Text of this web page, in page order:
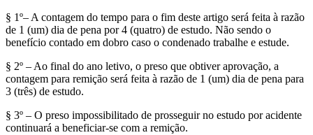
§ 1º– A contagem do tempo para o fim deste artigo será feita à razão
de 1 (um) dia de pena por 4 (quatro) de estudo. Não sendo o
benefício contado em dobro caso o condenado trabalhe e estude.
§ 2º – Ao final do ano letivo, o preso que obtiver aprovação, a
contagem para remição será feita à razão de 1 (um) dia de pena para
3 (três) de estudo.
§ 3º – O preso impossibilitado de prosseguir no estudo por acidente
continuará a beneficiar-se com a remição.